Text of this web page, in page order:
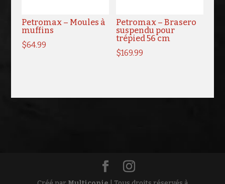
Petromax – Moules à
muffins
$64.99
Petromax – Brasero
suspendu pour
trépied 56 cm
$169.99